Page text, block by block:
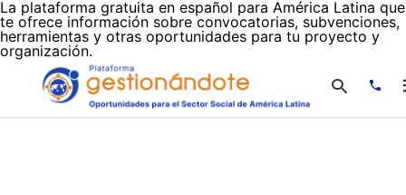
La plataforma gratuita en español para América Latina que
te ofrece información sobre convocatorias, subvenciones,
herramientas y otras oportunidades para tu proyecto y
organización.